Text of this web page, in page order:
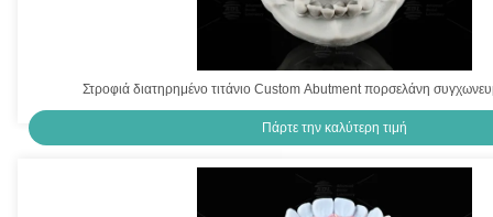
Στροφιά διατηρημένο τιτάνιο Custom Abutment πορσελάνη
Πάρτε την καλύτερη τιμή